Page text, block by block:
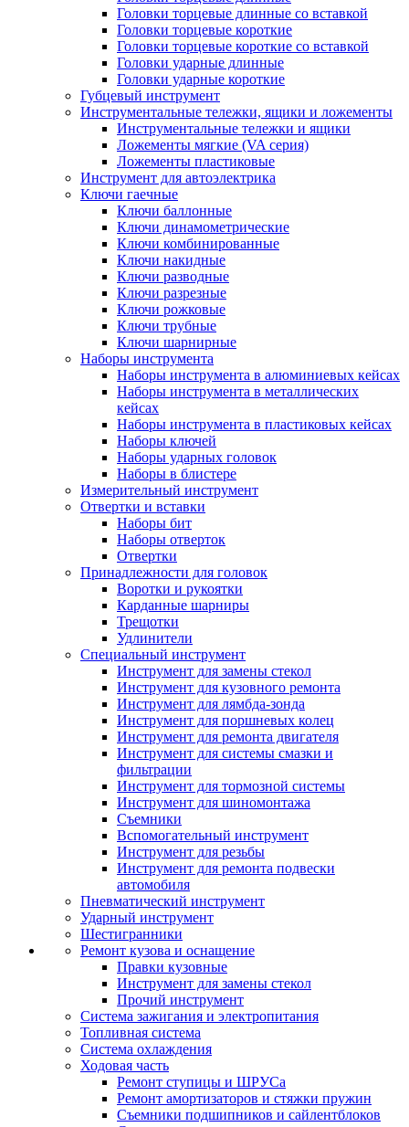
Головки торцевые длинные со вставкой
Головки торцевые короткие
Головки торцевые короткие со вставкой
Головки ударные длинные
Головки ударные короткие
Губцевый инструмент
Инструментальные тележки, ящики и ложементы
Инструментальные тележки и ящики
Ложементы мягкие (VA серия)
Ложементы пластиковые
Инструмент для автоэлектрика
Ключи гаечные
Ключи баллонные
Ключи динамометрические
Ключи комбинированные
Ключи накидные
Ключи разводные
Ключи разрезные
Ключи рожковые
Ключи трубные
Ключи шарнирные
Наборы инструмента
Наборы инструмента в алюминиевых кейсах
Наборы инструмента в металлических
кейсах
Наборы инструмента в пластиковых кейсах
Наборы ключей
Наборы ударных головок
Наборы в блистере
Измерительный инструмент
Отвертки и вставки
Наборы бит
Наборы отверток
Отвертки
Принадлежности для головок
Воротки и рукоятки
Карданные шарниры
Трещотки
Удлинители
Специальный инструмент
Инструмент для замены стекол
Инструмент для кузовного ремонта
Инструмент для лямбда-зонда
Инструмент для поршневых колец
Инструмент для ремонта двигателя
Инструмент для системы смазки и
фильтрации
Инструмент для тормозной системы
Инструмент для шиномонтажа
Съемники
Вспомогательный инструмент
Инструмент для резьбы
Инструмент для ремонта подвески
автомобиля
Пневматический инструмент
Ударный инструмент
Шестигранники
Ремонт кузова и оснащение
Правки кузовные
Инструмент для замены стекол
Прочий инструмент
Система зажигания и электропитания
Топливная система
Система охлаждения
Ходовая часть
Ремонт ступицы и ШРУСа
Ремонт амортизаторов и стяжки пружин
Съемники подшипников и сайлентблоков